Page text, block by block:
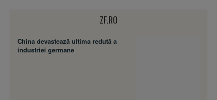
ZF.RO
China devastează ultima redută a
industriei germane